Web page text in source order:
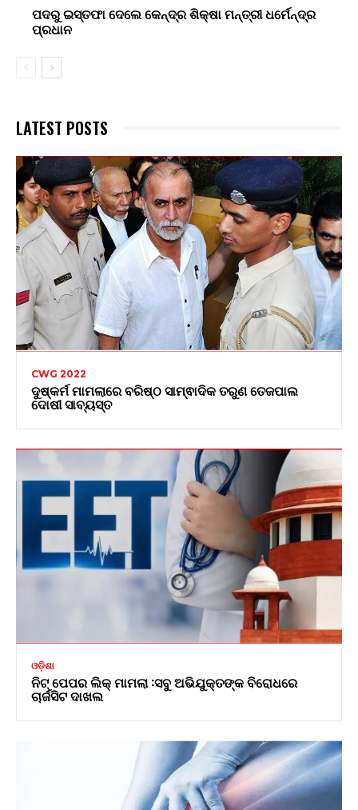
ପଦରୁ ଇସ୍ତଫା ଦେଲେ କେନ୍ଦ୍ର ଶିକ୍ଷା ମନ୍ତ୍ରୀ ଧର୍ମେନ୍ଦ୍ର
ପ୍ରଧାନ
LATEST POSTS
CWG 2022
ଦୁଷ୍କର୍ମ ମାମଲାରେ ବରିଷ୍ଠ ସାମ୍ଵାଦିକ ତରୁଣ ତେଜପାଲ
ଦୋଷୀ ସାବ୍ୟସ୍ତ
ଓଡ଼ିଶା
ନିଟ୍ ପେପର ଲିକ୍ ମାମଲା :ସବୁ ଅଭିଯୁକ୍ତଙ୍କ ବିରୋଧରେ
ଚାର୍ଜସିଟ ଦାଖଲ